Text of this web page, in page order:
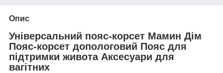
Опис
Універсальний пояс-корсет Мамин Дім
Пояс-корсет допологовий Пояс для
підтримки живота Аксесуари для
вагітних